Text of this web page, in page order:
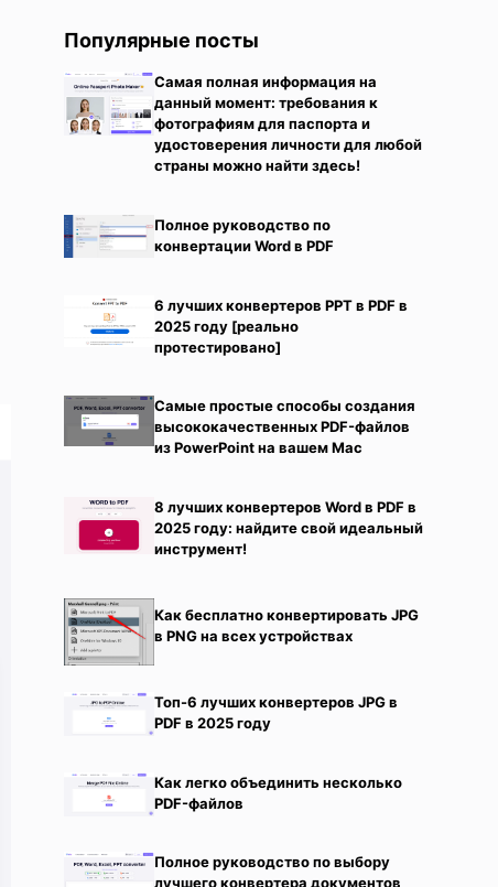
Популярные посты
Самая полная информация на
данный момент: требования к
фотографиям для паспорта и
удостоверения личности для любой
страны можно найти здесь!
Полное руководство по
конвертации Word в PDF
6 лучших конвертеров PPT в PDF в
2025 году [реально
протестировано]
Самые простые способы создания
высококачественных PDF-файлов
из PowerPoint на вашем Mac
8 лучших конвертеров Word в PDF в
2025 году: найдите свой идеальный
инструмент!
Как бесплатно конвертировать JPG
в PNG на всех устройствах
Топ-6 лучших конвертеров JPG в
PDF в 2025 году
Как легко объединить несколько
PDF-файлов
Полное руководство по выбору
лучшего конвертера документов